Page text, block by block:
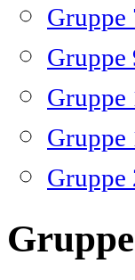
Gruppe
Gruppe
Gruppe